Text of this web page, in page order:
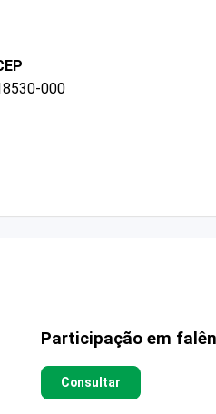
000
Participação em
Consultar